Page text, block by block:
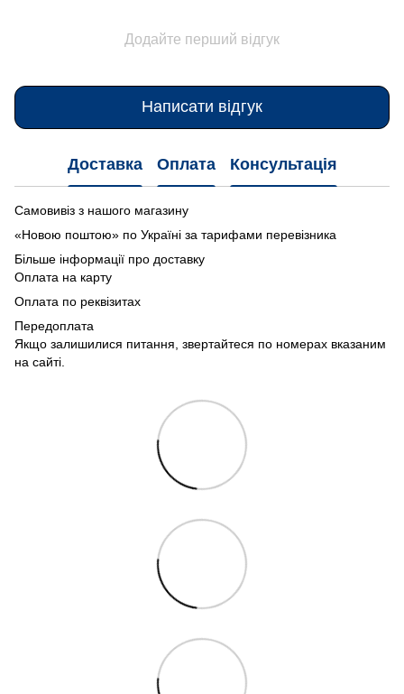
Додайте перший відгук
Написати відгук
Доставка Оплата Консультація
Самовивіз з нашого магазину
«Новою поштою» по Україні за тарифами перевізника
Більше інформації про доставку
Оплата на карту
Оплата по реквізитах
Передоплата
Якщо залишилися питання, звертайтеся по номерах вказаним
на сайті.